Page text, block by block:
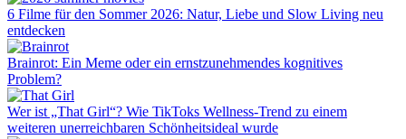
6 Filme für den Sommer 2026: Natur, Liebe und Slow Living neu
entdecken
Brainrot: Ein Meme oder ein ernstzunehmendes kognitives
Problem?
Wer ist „That Girl“? Wie TikToks Wellness-Trend zu einem
weiteren unerreichbaren Schönheitsideal wurde